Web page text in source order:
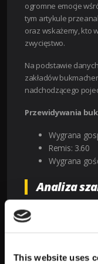
This website uses
ogromne emocje
tym artykule
oraz wskażemy, kto
zwycięstwo.
Na podstawie
zakładów
nadchodzącego
Przewidywania
Wygrana
Remis: 3.60
Wygrana
Analiza
Na podstawie
Plzen jest
kursy na remis i